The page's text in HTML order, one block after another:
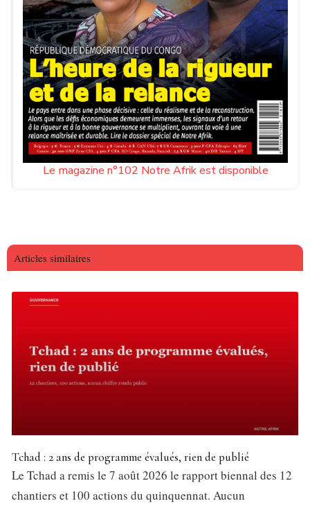
Le magazine n°102 Notre Afrik est disponible
Articles similaires
Tchad : 2 ans de programme évalués, rien de publié
Le Tchad a remis le 7 août 2026 le rapport biennal des 12
chantiers et 100 actions du quinquennat. Aucun